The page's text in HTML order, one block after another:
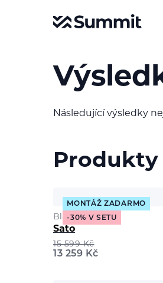
Následující výsledky
Produkty
MONTÁŽ ZADARMO
-30% V SETU
Black Crows
Sato
15 599Kč
13 259 Kč